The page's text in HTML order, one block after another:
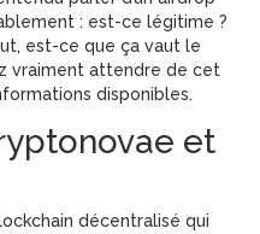
: est-ce légitime ?
est-ce que ça vaut le
vraiment attendre de cet
disponibles.
et
décentralisé qui